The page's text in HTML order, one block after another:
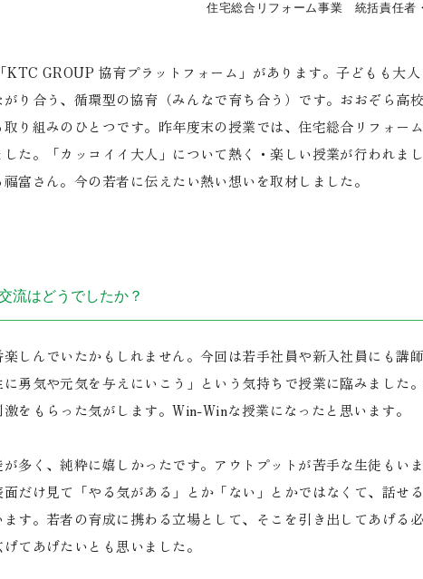
住宅総合リフォーム事業 統括責任者
GROUP 協育プラットフォーム」があります。子どもも大人
り合う、循環型の協育（みんなで育ち合う）です。おおぞら高
り組みのひとつです。昨年度末の授業では、住宅総合リフォー
た。「カッコイイ大人」について熱く・楽しい授業が行われま
富さん。今の若者に伝えたい熱い想いを取材しました。
流はどうでしたか？
しんでいたかもしれません。今回は若手社員や新入社員にも講
勇気や元気を与えにいこう」という気持ちで授業に臨みました。
をもらった気がします。Win-Winな授業になったと思います。
多く、純粋に嬉しかったです。アウトプットが苦手な生徒もいま
だけ見て「やる気がある」とか「ない」とかではなくて、話せ
す。若者の育成に携わる立場として、そこを引き出してあげる
てあげたいとも思いました。